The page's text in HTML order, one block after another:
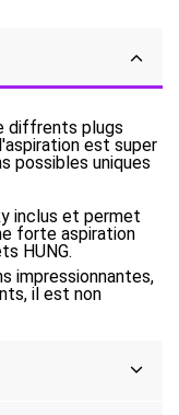
diffrents plugs
est super
possibles uniques
inclus et permet
forte aspiration
HUNG.
impressionnantes,
il est non